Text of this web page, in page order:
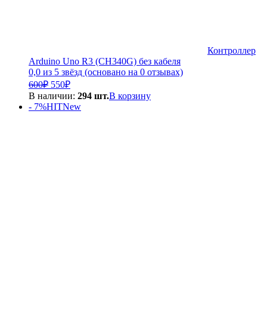
Контроллер
Arduino Uno R3 (CH340G) без кабеля
0,0 из 5 звёзд (основано на 0 отзывах)
600₽ Первоначальная
цена
составляла
550₽Текущая
цена:
550₽.
В наличии: 294 шт.В корзину
- 7%HITNew